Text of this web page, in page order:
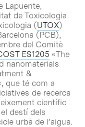
Lapuente,
de Toxicologia
(UTOX)
(PCB),
del Comitè
ES1205 «The
nanomaterials
&
que té com a
de recerca
científic
destí dels
urbà de l’aigua.